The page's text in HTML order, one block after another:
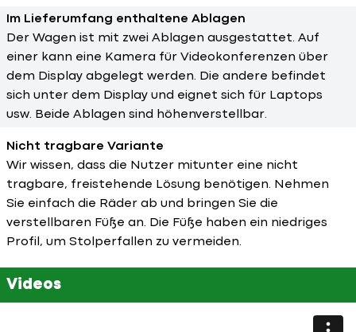
Im Lieferumfang enthaltene Ablagen
Der Wagen ist mit zwei Ablagen ausgestattet. Auf
einer kann eine Kamera für Videokonferenzen über
dem Display abgelegt werden. Die andere befindet
sich unter dem Display und eignet sich für Laptops
usw. Beide Ablagen sind höhenverstellbar.
Nicht tragbare Variante
Wir wissen, dass die Nutzer mitunter eine nicht
tragbare, freistehende Lösung benötigen. Nehmen
Sie einfach die Räder ab und bringen Sie die
verstellbaren Füße an. Die Füße haben ein niedriges
Profil, um Stolperfallen zu vermeiden.
Videos